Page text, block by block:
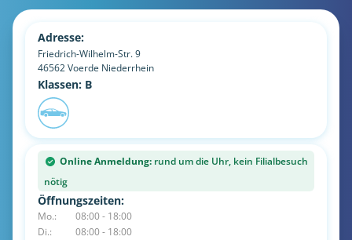
Adresse:
Friedrich-Wilhelm-Str. 9
46562Voerde Niederrhein
Klassen: B
Online Anmeldung: rund um die Uhr, kein Filialbesuch
nötig
Öffnungszeiten:
Mo.:
08:00 - 18:00
Di.:
08:00 - 18:00